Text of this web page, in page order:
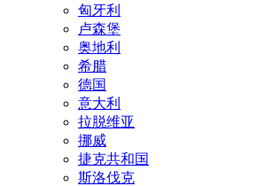
匈牙利
卢森堡
奥地利
希腊
德国
意大利
拉脱维亚
挪威
捷克共和国
斯洛伐克